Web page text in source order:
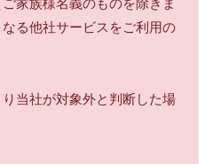
家族様名義のものを除きま
る他社サービスをご利用の
当社が対象外と判断した場